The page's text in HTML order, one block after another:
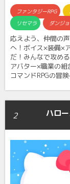
ファンタジーRPG
リセマラ
ダンジ
応えよう、仲間の
へ！ボイス×装備×
だ！みんなで攻め
アバター×職業の
コマンドRPGの冒険
2 ハロ